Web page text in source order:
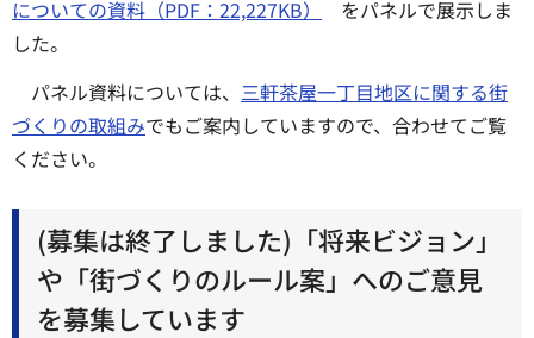
についての資料（PDF：22,227KB）
をパネルで展示しま
した。
パネル資料については、 三軒茶屋一丁目地区に関する街
づくりの取組みでもご案内していますので、合わせてご覧
ください。
(募集は終了しました)「将来ビジョン」
や「街づくりのルール案」へのご意見
を募集しています